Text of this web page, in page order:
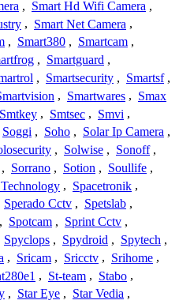
, Smart Hd Wifi Camera ,
, Smart Net Camera ,
, Smart380 , Smartcam ,
, Smartguard ,
, Smartsecurity , Smartsf ,
, Smartwares , Smax
Smtkey , Smtsec , Smvi ,
Soggi , Soho , Solar Ip Camera ,
, Solwise , Sonoff ,
, Sorrano , Sotion , Soullife ,
Technology , Spacetronik ,
Sperado Cctv , Spetslab ,
, Spotcam , Sprint Cctv ,
Spyclops , Spydroid , Spytech ,
, Sricam , Sricctv , Srihome ,
, St-team , Stabo ,
, Star Eye , Star Vedia ,